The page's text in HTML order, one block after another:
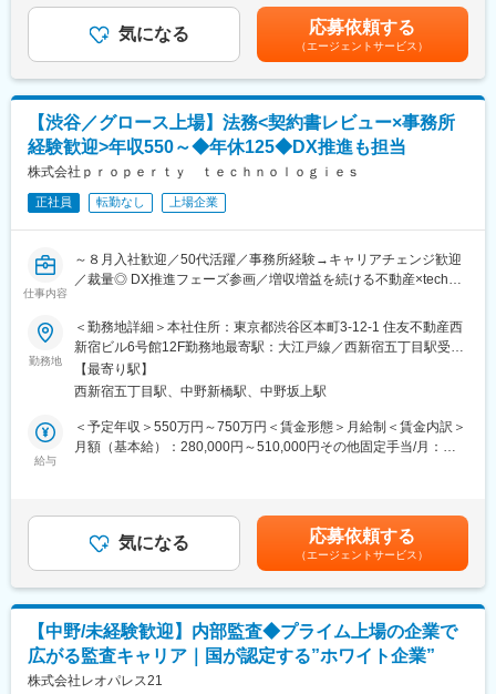
外グループ会社を対象にした情報システムに関する監査業務をお
任せします。
以下の業務を行っていただきます。※詳細は面接の場にてお話頂き
・システム監査
・情報セキュリティ監査
・システムに係る内部統制（J-SOX）監査
■組織構成：
内部統制課11名
責任者1名、会計監査チーム7名、IT監査チーム3名
■働く環境について：
残業月20h程度、年休123日（＋計画年休5日）・土日祝休み、有
男女ともに産休育休実績も多数あり、定着率は90%以上となって
います。 ※レオパレス本体離職率：7.5%
残業削減・業務負担軽減の為、Web契約の推進などIT化を進めて
おり、経産省が定める「DX認定業者」として認められています。
■当社について：
◎売上高4000億円超・従業員約4000名規模の東証プライム上場企
◎「健康経営優良法人」に9年連続で認定
◎厚生労働大臣より「プラチナくるみん」に認定
◎ハタラクエール（福利厚生表彰・認証制度）にて「福利厚生推
進法人」に3年連続で認証
◎東京都「心のバリアフリー」好事例企業に認定
■魅力ポイント：
・2期連続のベースアップ実施！
・全社平均時間外労働時間：16.4h
選考を通じて上下する可能性があります。月給(月額)は固定手当を
含めた表記です。
気になる 応募依頼する
（エージェントサービス）
【渋谷／グロース上場】法務<契約書レビュー×事務所
経験歓迎>年収550～◆年休125◆DX推進も担当
株式会社ｐｒｏｐｅｒｔｙ ｔｅｃｈｎｏｌｏｇｉｅｓ
正社員 転勤なし 上場企業
仕事内容
～８月入社歓迎／50代活躍／事務所経験→キャリアチェンジ歓迎
／裁量◎ DX推進フェーズ参画／増収増益を続ける不動産×tech企
を取得／連休取得がしやすい環境～
■業務内容
子会社４社を含むグループ全体の法務担当として入社後、契約実
務を中心にお任せします。
・NDA・業務委託契約などのレビュー／修正
・契約書ドラフト作成（雛形作成含む）
※LegalTech（LegalOn）導入済み
※子会社：株式会社ホームネット／株式会社ファーストホーム／株
式会社サンコーホーム／株式会社カイトリー
現在は部長・次長の2名体制(ともに50代)ですが、事業拡大に伴
い、特定のサービスに関連する日常的な契約書レビューの数が急
増しており、法務体制の強化が急務となっています。今後は事業
スピードに対応できる法務組織への進化が求められており、自走
勤務地
＜勤務地詳細＞本社住所：東京都渋谷区本町3-12-1 住友不動産西
新宿ビル6号館12F勤務地最寄駅：大江戸線／西新宿五丁目駅受動
喫煙対策：屋内全面禁煙変更の範囲：無
【最寄り駅】
西新宿五丁目駅、中野新橋駅、中野坂上駅
給与
＜予定年収＞550万円～750万円＜賃金形態＞月給制＜賃金内訳＞
月額（基本給）：280,000円～510,000円その他固定手当/月：
無＞有＜残業手当＞有＜給与補足＞※給与詳細は経験・能力・前給
を考慮し決定します。■賞与：年2回支給（6月、12月）■昇給：年
1回支給賃金はあくまでも目安の金額であり、選考を通じて上下す
る可能性があります。月給(月額)は固定手当を含めた表記です。
気になる 応募依頼する
（エージェントサービス）
【中野/未経験歓迎】内部監査◆プライム上場の企業で
広がる監査キャリア｜国が認定する”ホワイト企業”
株式会社レオパレス21